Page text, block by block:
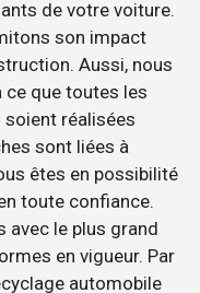
de votre voiture.
son impact
Aussi, nous
ce que toutes les
réalisées
sont liées à
êtes en possibilité
toute confiance.
avec le plus grand
en vigueur. Par
automobile